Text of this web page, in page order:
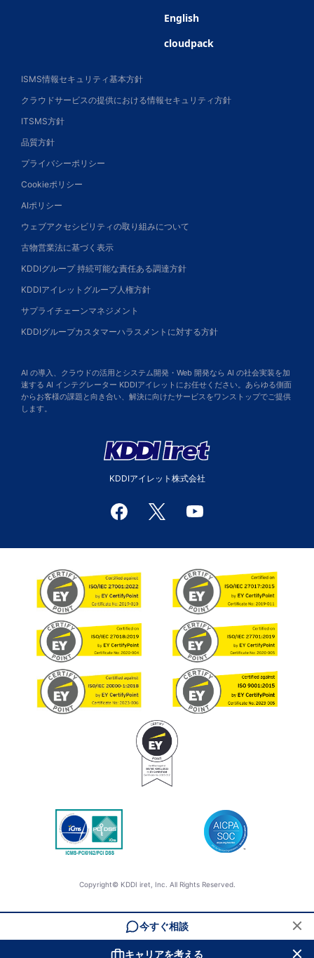
English
cloudpack
ISMS情報セキュリティ基本方針
クラウドサービスの提供における情報セキュリティ方針
ITSMS方針
品質方針
プライバシーポリシー
Cookieポリシー
AIポリシー
ウェブアクセシビリティの取り組みについて
古物営業法に基づく表示
KDDIグループ 持続可能な責任ある調達方針
KDDIアイレットグループ人権方針
サプライチェーンマネジメント
KDDIグループカスタマーハラスメントに対する方針
AI の導入、クラウドの活用とシステム開発・Web 開発なら AI の社会実装を加
速する AI インテグレーター KDDIアイレットにお任せください。あらゆる側面
からお客様の課題と向き合い、解決に向けたサービスをワンストップでご提供
します。
KDDIアイレット株式会社
Copyright© KDDI iret, Inc. All Rights Reserved.
今すぐ相談
キャリアを考える